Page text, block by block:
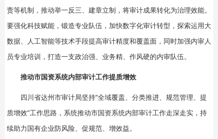
责等机制，推动举一反三、建章立制，将审计成果转化为治理效能。
要强化科技赋能，锻造专业队伍，加快数字化审计转型，探索运用大
数据、人工智能等技术手段提高审计精度和覆盖面，同时加强内审人
员专业培训，打造一支政治强、业务精、作风硬的内审队伍。
推动市国资系统内部审计工作提质增效
四川省达州市审计局坚持“全域覆盖、分类推进、规范管理、提
质增效”工作思路，系统推动市国资系统内部审计工作走深走实，持
续助力国有企业防风险、促规范、增效益。